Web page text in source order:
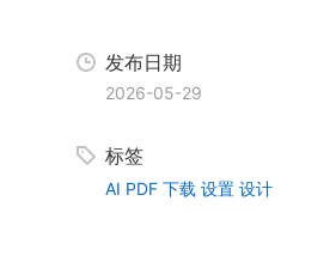
发布日期
2026-05-29
标签
AI PDF 下载 设置 设计